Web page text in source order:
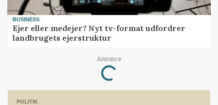
BUSINESS
Ejer eller medejer? Nyt tv-format udfordrer
landbrugets ejerstruktur
Annonce
Loading...
POLITIK